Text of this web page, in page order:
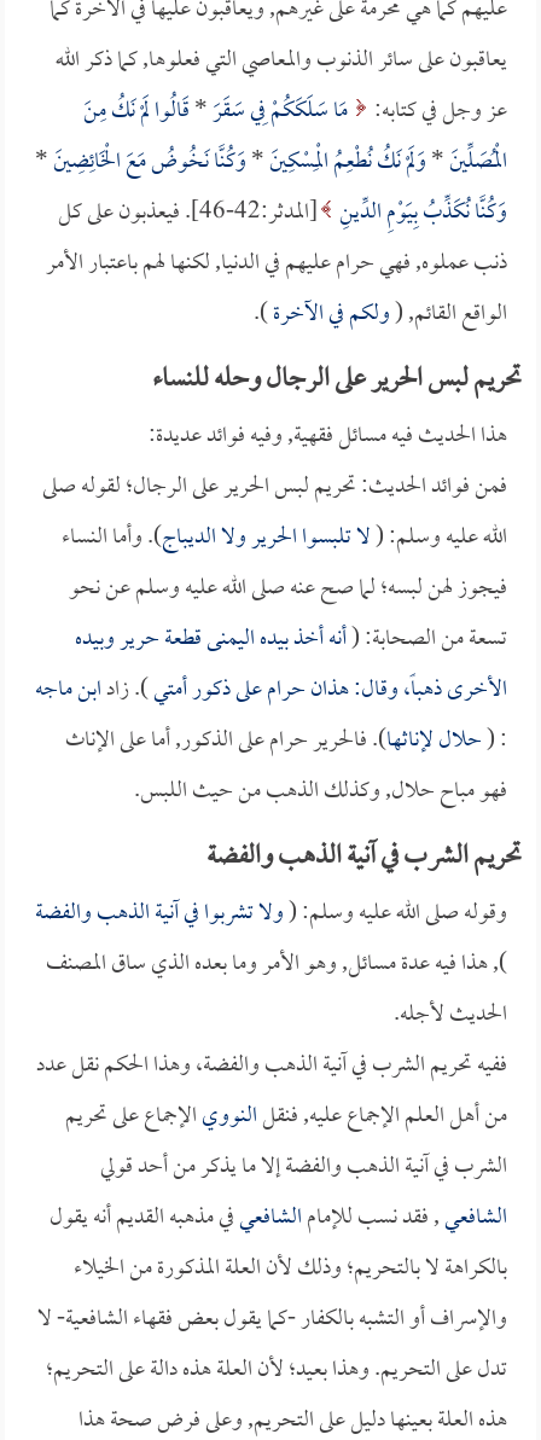
عليهم كما هي محرمة على غيرهم, ويعاقبون عليها في الآخرة كما
يعاقبون على سائر الذنوب والمعاصي التي فعلوها, كما ذكر الله
عز وجل في كتابه: مَا سَلَكَكُمْ فِي سَقَرَ*قَالُوا لَمْ نَكُ مِنَ
الْمُصَلِّينَ*وَلَمْ نَكُ نُطْعِمُ الْمِسْكِينَ*وَكُنَّا نَخُوضُ مَعَ الْخَائِضِينَ*
وَكُنَّا نُكَذِّبُ بِيَوْمِ الدِّينِ
[المدثر:42-46]. فيعذبون على كل
ذنب عملوه, فهي حرام عليهم في الدنيا, لكنها لهم باعتبار الأمر
الواقع القائم, (ولكم في الآخرة).
تحريم لبس الحرير على الرجال وحله للنساء
هذا الحديث فيه مسائل فقهية, وفيه فوائد عديدة:
فمن فوائد الحديث: تحريم لبس الحرير على الرجال؛ لقوله صلى
الله عليه وسلم: (لا تلبسوا الحرير ولا الديباج). وأما النساء
فيجوز لهن لبسه؛ لما صح عنه صلى الله عليه وسلم عن نحو
تسعة من الصحابة: (أنه أخذ بيده اليمنى قطعة حرير وبيده
الأخرى ذهباً، وقال: هذان حرام على ذكور أمتي). زادابن ماجه
: (حلال لإناثها). فالحرير حرام على الذكور, أما على الإناث
فهو مباح حلال, وكذلك الذهب من حيث اللبس.
تحريم الشرب في آنية الذهب والفضة
وقوله صلى الله عليه وسلم: (ولا تشربوا في آنية الذهب والفضة
), هذا فيه عدة مسائل, وهو الأمر وما بعده الذي ساق المصنف
الحديث لأجله.
ففيه تحريم الشرب في آنية الذهب والفضة، وهذا الحكم نقل عدد
من أهل العلم الإجماع عليه, فنقلالنوويالإجماع على تحريم
الشرب في آنية الذهب والفضة إلا ما يذكر من أحد قولي
الشافعي, فقد نسب للإمامالشافعيفي مذهبه القديم أنه يقول
بالكراهة لا بالتحريم؛ وذلك لأن العلة المذكورة من الخيلاء
والإسراف أو التشبه بالكفار -كما يقول بعض فقهاء الشافعية- لا
تدل على التحريم. وهذا بعيد؛ لأن العلة هذه دالة على التحريم؛
هذه العلة بعينها دليل على التحريم, وعلى فرض صحة هذا